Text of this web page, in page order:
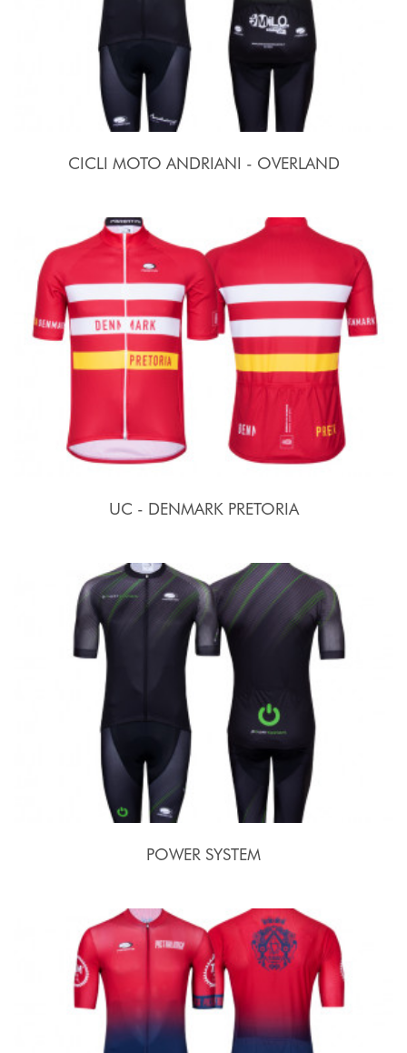
CICLI MOTO ANDRIANI - OVERLAND
UC - DENMARK PRETORIA
POWER SYSTEM